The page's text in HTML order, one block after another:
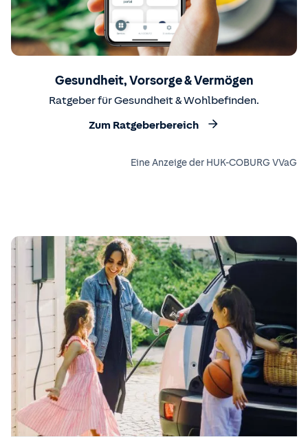
Gesundheit, Vorsorge & Vermögen
Ratgeber für Gesundheit & Wohlbefinden.
Zum Ratgeberbereich
Eine Anzeige der HUK-COBURG VVaG